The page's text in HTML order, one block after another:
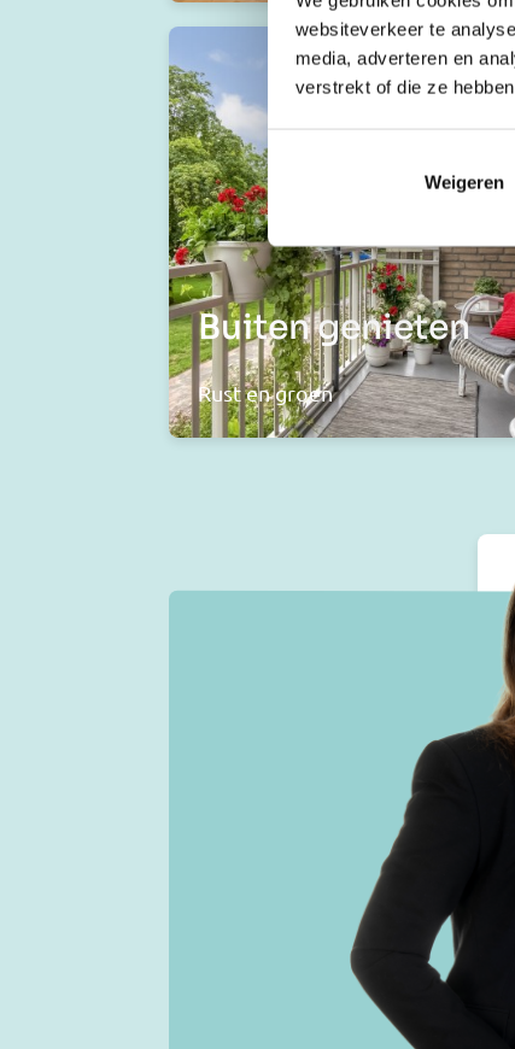
websiteverkeer te
media, adverteren en
verstrekt of die ze
Weigeren
Buiten genieten
Rust en groen